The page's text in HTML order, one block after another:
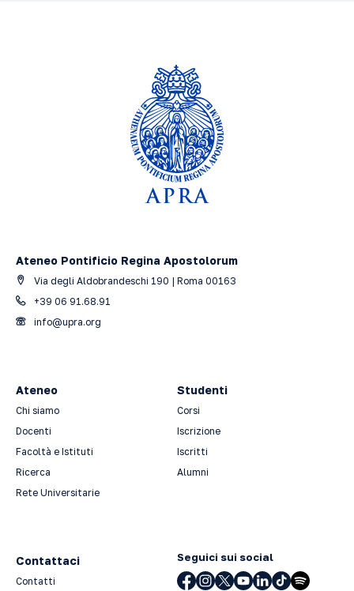
Ateneo Pontificio Regina Apostolorum
Via degli Aldobrandeschi 190 | Roma 00163
+39 06 91.68.91
info@upra.org
Ateneo
Chi siamo
Docenti
Facoltà e Istituti
Ricerca
Rete Universitarie
Studenti
Corsi
Iscrizione
Iscritti
Alumni
Contattaci
Contatti
Seguici sui social